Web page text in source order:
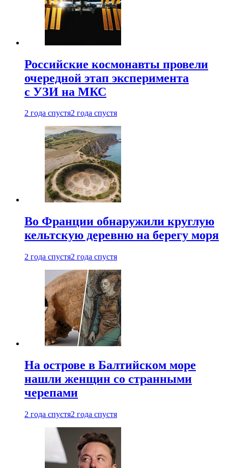
Российские космонавты провели
очередной этап эксперимента
с УЗИ на МКС
2 года спустя2 года спустя
Во Франции обнаружили круглую
кельтскую деревню на берегу моря
2 года спустя2 года спустя
На острове в Балтийском море
нашли женщин со странными
черепами
2 года спустя2 года спустя